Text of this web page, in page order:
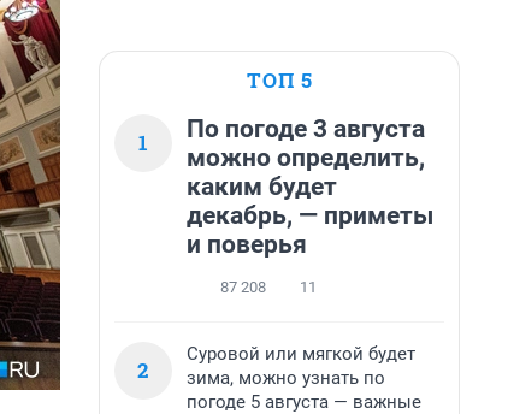
ТОП 5
1
По погоде 3 августа
можно определить,
каким будет
декабрь, — приметы
и поверья
87 208 11
2
Суровой или мягкой будет
зима, можно узнать по
погоде 5 августа — важные